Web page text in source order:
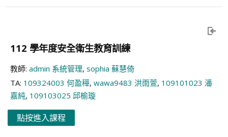
112 學年度安全衛生教育訓練
教師: admin 系統管理, sophia 蘇慧倚
TA: 109324003 何盈䅿, wawa9483 洪雨萱, 109101023 潘
嘉純, 109103025 邱榆璇
點按進入課程